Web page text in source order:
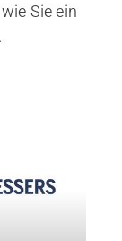
Sie ein